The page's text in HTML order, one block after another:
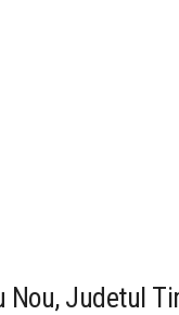
Nou, Judetul